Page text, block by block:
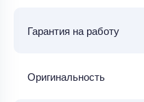
Гарантия на работу
Оригинальность